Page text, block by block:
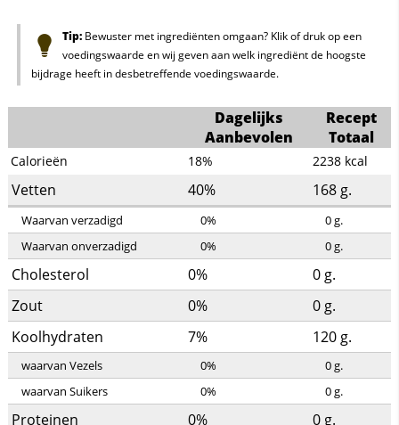
Tip:Bewuster met ingrediënten omgaan? Klik of druk op een
voedingswaarde en wij geven aan welk ingrediënt de hoogste
bijdrage heeft in desbetreffende voedingswaarde.
Dagelijks
Aanbevolen
Recept
Totaal
Calorieën 18% 2238 kcal
Vetten 40% 168 g.
Waarvan verzadigd 0% 0g.
Waarvan onverzadigd
0% 0g.
Cholesterol 0% 0 g.
Zout
0% 0 g.
Koolhydraten
7% 120 g.
waarvan Vezels 0% 0g.
waarvan Suikers
0% 0g.
Proteinen 0% 0 g.